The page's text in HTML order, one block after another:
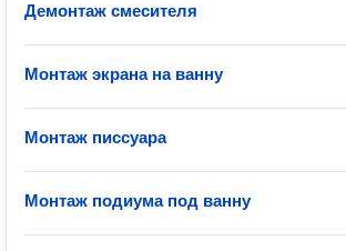
Демонтаж смесителя
Монтаж экрана на ванну
Монтаж писсуара
Монтаж подиума под ванну